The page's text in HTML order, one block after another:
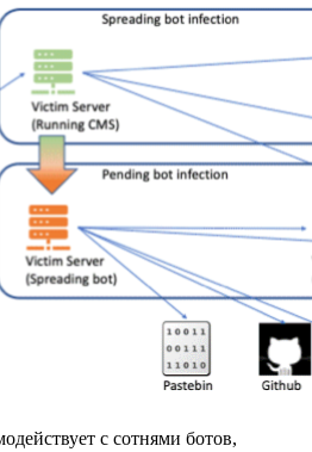
с сотнями ботов,